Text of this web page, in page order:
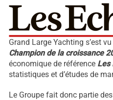
Grand Large Yachting s’est
Champion de la croissance
économique de référence Les
statistiques et d’études de
Le Groupe fait donc partie